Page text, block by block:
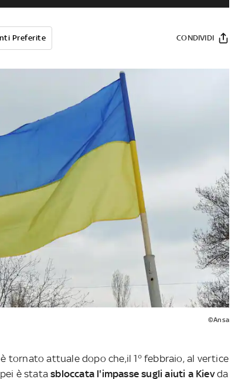
Preferite CONDIVIDI
©Ansa
tornato attuale dopo che,il 1° febbraio, al vertice
è stata sbloccata l'impasse sugli aiuti a Kievda